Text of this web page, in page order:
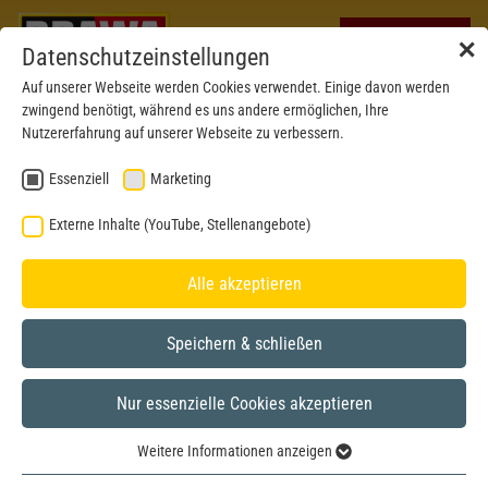
✕
Datenschutzeinstellungen
Auf unserer Webseite werden Cookies verwendet. Einige davon werden
zwingend benötigt, während es uns andere ermöglichen, Ihre
Nutzererfahrung auf unserer Webseite zu verbessern.
Essenziell Marketing
Externe Inhalte (YouTube, Stellenangebote)
Alle akzeptieren
Speichern & schließen
Nur essenzielle Cookies akzeptieren
Weitere Informationen anzeigen